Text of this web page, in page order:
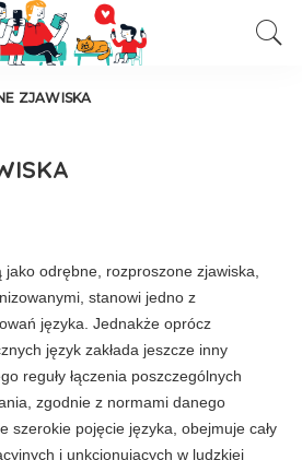
ZJAWISKA
odrębne, roz­proszone zjawiska,
stanowi jedno z
języka. Jednakże oprócz
język zakłada jeszcze inny
reguły łączenia poszczególnych
zgodnie z normami danego
szerokie pojęcie języka, obejmuje cały
i unkcjonujących w ludzkiej